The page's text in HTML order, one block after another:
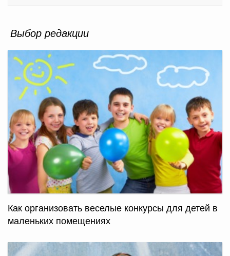
Выбор редакции
Как организовать веселые конкурсы для детей в
маленьких помещениях